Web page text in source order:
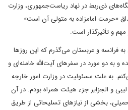
ذی‌ربط در نهاد ریاست‌جمهوری، وزارت
«حرمت امامزاده به متولی آن است»
و تأثیرگذار است.
فرانسه و عربستان می‌گذرم که این روزها
و به دو مورد در سفرهای آیت‌الله خامنه‌ای و
به علت مسئولیت در وزارت امور خارجه
و الجزایر جزء هیئت همراه بودم. در آن
بخشی از نیازهای تسلیحاتی از طریق